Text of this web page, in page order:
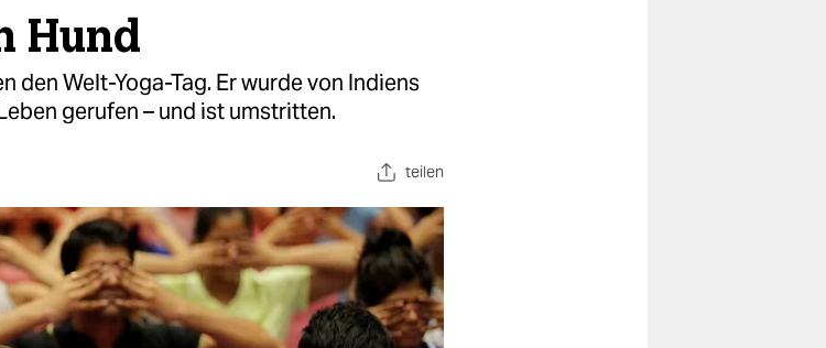
Hund
den Welt-Yoga-Tag. Er wurde von Indiens
gerufen – und ist umstritten.
teilen